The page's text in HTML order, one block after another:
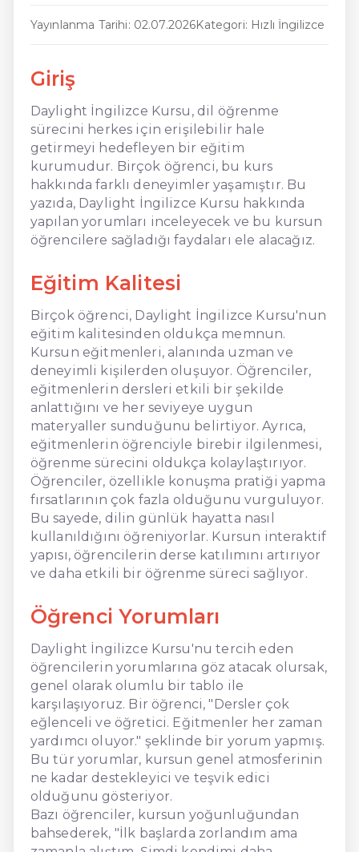
Yayınlanma Tarihi: 02.07.2026Kategori: Hızlı İngilizce
Giriş
Daylight İngilizce Kursu, dil öğrenme
sürecini herkes için erişilebilir hale
getirmeyi hedefleyen bir eğitim
kurumudur. Birçok öğrenci, bu kurs
hakkında farklı deneyimler yaşamıştır. Bu
yazıda, Daylight İngilizce Kursu hakkında
yapılan yorumları inceleyecek ve bu kursun
öğrencilere sağladığı faydaları ele alacağız.
Eğitim Kalitesi
Birçok öğrenci, Daylight İngilizce Kursu'nun
eğitim kalitesinden oldukça memnun.
Kursun eğitmenleri, alanında uzman ve
deneyimli kişilerden oluşuyor. Öğrenciler,
eğitmenlerin dersleri etkili bir şekilde
anlattığını ve her seviyeye uygun
materyaller sunduğunu belirtiyor. Ayrıca,
eğitmenlerin öğrenciyle birebir ilgilenmesi,
öğrenme sürecini oldukça kolaylaştırıyor.
Öğrenciler, özellikle konuşma pratiği yapma
fırsatlarının çok fazla olduğunu vurguluyor.
Bu sayede, dilin günlük hayatta nasıl
kullanıldığını öğreniyorlar. Kursun interaktif
yapısı, öğrencilerin derse katılımını artırıyor
ve daha etkili bir öğrenme süreci sağlıyor.
Öğrenci Yorumları
Daylight İngilizce Kursu'nu tercih eden
öğrencilerin yorumlarına göz atacak olursak,
genel olarak olumlu bir tablo ile
karşılaşıyoruz. Bir öğrenci, "Dersler çok
eğlenceli ve öğretici. Eğitmenler her zaman
yardımcı oluyor." şeklinde bir yorum yapmış.
Bu tür yorumlar, kursun genel atmosferinin
ne kadar destekleyici ve teşvik edici
olduğunu gösteriyor.
Bazı öğrenciler, kursun yoğunluğundan
bahsederek, "İlk başlarda zorlandım ama